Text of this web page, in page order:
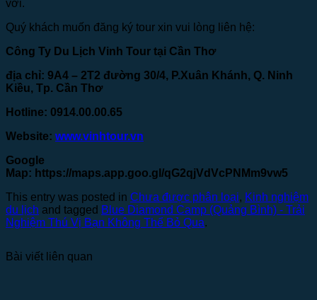
vời.
Quý khách muốn đăng ký tour xin vui lòng liên hệ:
Công Ty Du Lịch Vinh Tour tại Cần Thơ
địa chỉ: 9A4 – 2T2 đường 30/4, P.Xuân Khánh, Q. Ninh
Kiều, Tp. Cần Thơ
Hotline: 0914.00.00.65
Website: www.vinhtour.vn
Google
Map: https://maps.app.goo.gl/qG2qjVdVcPNMm9vw5
This entry was posted in Chưa được phân loại, Kinh nghiệm
du lịch and tagged Blue Diamond Camp (Quảng Bình) - Trải
Nghiệm Thú Vị Bạn Không Thể Bỏ Qua.
Bài viết liên quan